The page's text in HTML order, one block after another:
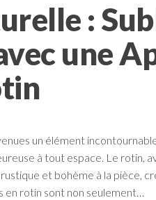
:
une
un élément
à tout espace. Le rotin,
et bohème à la pièce,
en rotin sont non seulement…